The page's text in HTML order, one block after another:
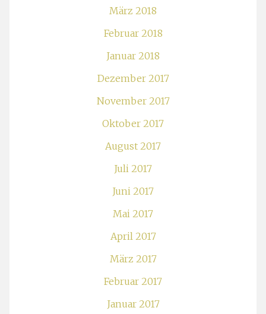
März 2018
Februar 2018
Januar 2018
Dezember 2017
November 2017
Oktober 2017
August 2017
Juli 2017
Juni 2017
Mai 2017
April 2017
März 2017
Februar 2017
Januar 2017